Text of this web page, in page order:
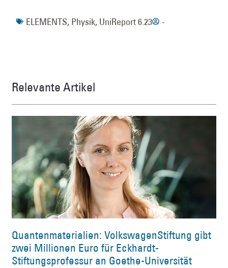
ELEMENTS, Physik, UniReport 6.23 -
Relevante Artikel
Quantenmaterialien: VolkswagenStiftung gibt
zwei Millionen Euro für Eckhardt-
Stiftungsprofessur an Goethe-Universität